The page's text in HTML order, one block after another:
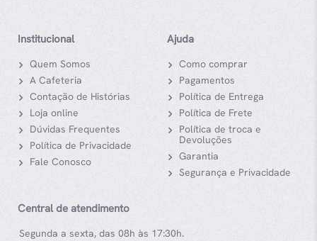
Institucional
Quem Somos
A Cafeteria
Contação de Histórias
Loja online
Dúvidas Frequentes
Política de Privacidade
Fale Conosco
Ajuda
Como comprar
Pagamentos
Política de Entrega
Política de Frete
Política de troca e
Devoluções
Garantia
Segurança e Privacidade
Central de atendimento
Segunda a sexta, das 08h às 17:30h.